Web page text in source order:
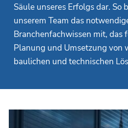
Säule unseres Erfolgs dar. So
unserem Team das
Branchenfachwissen mit, das
Planung und Umsetzung von
baulichen und technischen